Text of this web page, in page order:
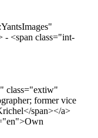
- <span class="int-
class="extiw"
former vice
span></a>